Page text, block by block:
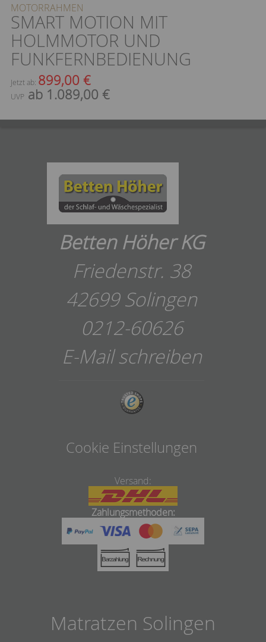
MOTORRAHMEN
SMART MOTION MIT
HOLMMOTOR UND
FUNKFERNBEDIENUNG
Jetzt ab: 899,00 €
UVP ab 1.089,00 €
Betten Höher KG
Friedenstr. 38
42699 Solingen
0212-60626
E-Mail schreiben
Cookie Einstellungen
Versand:
Zahlungsmethoden:
Matratzen Solingen